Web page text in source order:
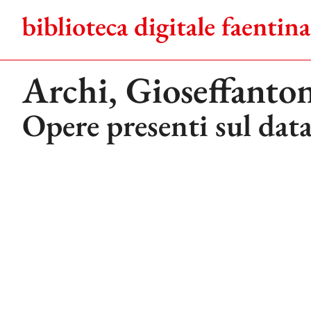
contenuto
Archi,
Opere presenti sul